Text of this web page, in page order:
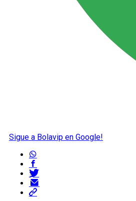
Sigue a Bolavip en Google!